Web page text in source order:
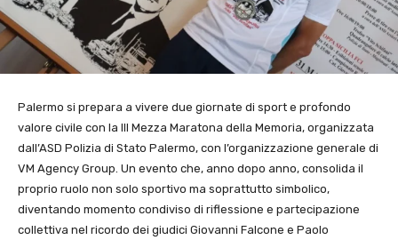
Palermo si prepara a vivere due giornate di sport e profondo
valore civile con la III Mezza Maratona della Memoria, organizzata
dall’ASD Polizia di Stato Palermo, con l’organizzazione generale di
VM Agency Group. Un evento che, anno dopo anno, consolida il
proprio ruolo non solo sportivo ma soprattutto simbolico,
diventando momento condiviso di riflessione e partecipazione
collettiva nel ricordo dei giudici Giovanni Falcone e Paolo